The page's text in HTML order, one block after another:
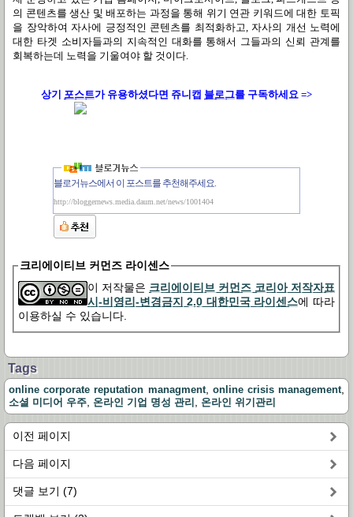
의 콘텐츠를 생산 및 배포하는 과정을 통해 위기 연관 키워드에 대한 토픽
을 장악하여 자사에 긍정적인 콘텐츠를 최적화하고, 자사의 개선 노력에
대한 타겟 소비자들과의 지속적인 대화를 통해서 그들과의 신뢰 관계를
회복하는데 노력을 기울여야 할 것이다.
상기 포스트가유용하셨다면 쥬니캡 블로그를 구독하세요 =>
블로거뉴스에서 이 포스트를 추천해주세요.
http://bloggernews.media.daum.net/news/1001404
크리에이티브 커먼즈 라이센스
이 저작물은 크리에이티브 커먼즈 코리아 저작자표
시-비영리-변경금지 2.0 대한민국 라이센스에 따라
이용하실 수 있습니다.
Tags
online corporate reputation managment, online crisis management
소셜 미디어 우주 온라인 기업 명성 관리 온라인 위기관리
이전 페이지
다음 페이지
댓글 보기 (7)